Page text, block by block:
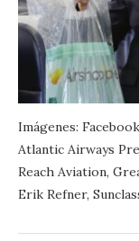
Imágenes:
Atlantic Airways
Reach Aviation,
Erik Refner,